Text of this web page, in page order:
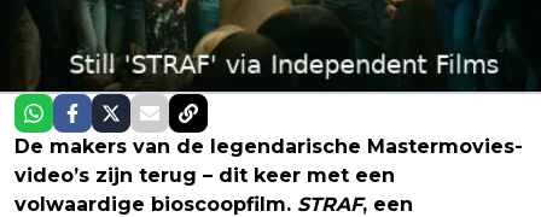
De makers van de legendarische Mastermovies-
video’s zijn terug – dit keer met een
volwaardige bioscoopfilm. STRAF, een